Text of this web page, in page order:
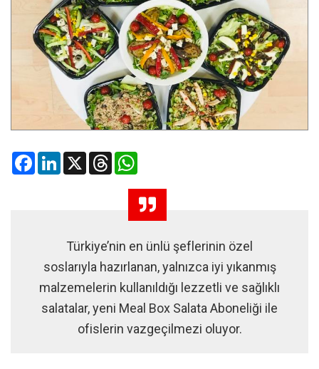
FacebookLinkedIn
X Threads
Türkiye’nin en ünlü şeflerinin özel
soslarıyla hazırlanan, yalnızca iyi yıkanmış
malzemelerin kullanıldığı lezzetli ve sağlıklı
salatalar, yeni Meal Box Salata Aboneliği ile
ofislerin vazgeçilmezi oluyor.